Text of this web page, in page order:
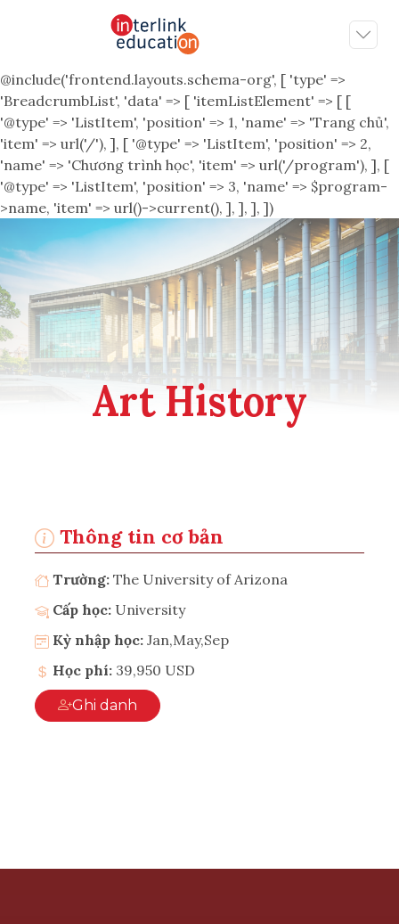
@include('frontend.layouts.schema-org', [ 'type' =>
'BreadcrumbList', 'data' => [ 'itemListElement' => [ [
'@type' => 'ListItem', 'position' => 1, 'name' => 'Trang chủ',
'item' => url('/'), ], [ '@type' => 'ListItem', 'position' => 2,
'name' => 'Chương trình học', 'item' => url('/program'), ], [
'@type' => 'ListItem', 'position' => 3, 'name' => $program-
>name, 'item' => url()->current(), ], ], ], ])
Art History
Thông tin cơ bản
Trường: The University of Arizona
Cấp học: University
Kỳ nhập học: Jan,May,Sep
Học phí: 39,950 USD
Ghi danh